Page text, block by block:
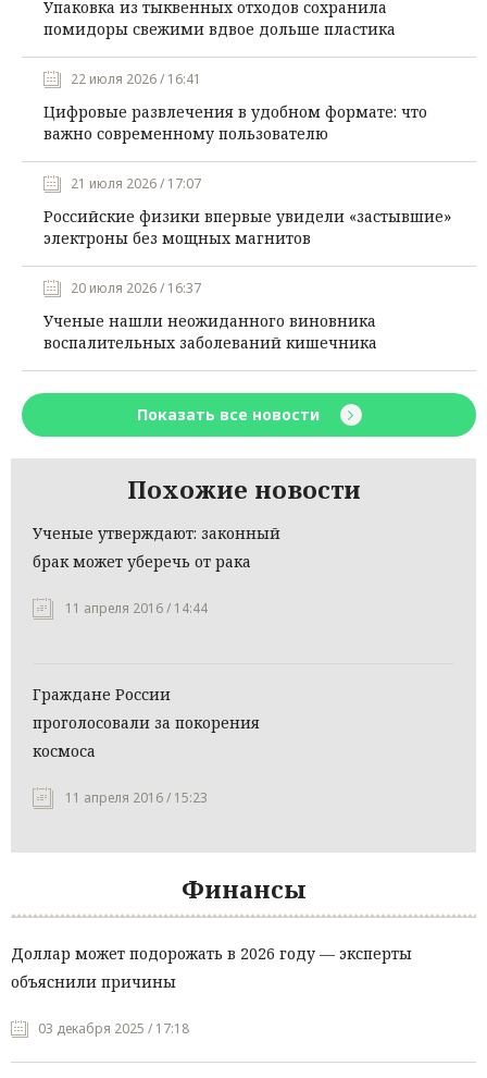
Упаковка из тыквенных отходов сохранила
помидоры свежими вдвое дольше пластика
22 июля 2026 / 16:41
Цифровые развлечения в удобном формате: что
важно современному пользователю
21 июля 2026 / 17:07
Российские физики впервые увидели «застывшие»
электроны без мощных магнитов
20 июля 2026 / 16:37
Ученые нашли неожиданного виновника
воспалительных заболеваний кишечника
Показать все новости
Похожие новости
Ученые утверждают: законный
брак может уберечь от рака
11 апреля 2016 / 14:44
Граждане России
проголосовали за покорения
космоса
11 апреля 2016 / 15:23
Финансы
Доллар может подорожать в 2026 году — эксперты
объяснили причины
03 декабря 2025 / 17:18